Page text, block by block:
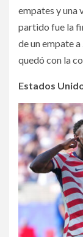
empates y una
partido fue la
de un empate
quedó con la
Estados